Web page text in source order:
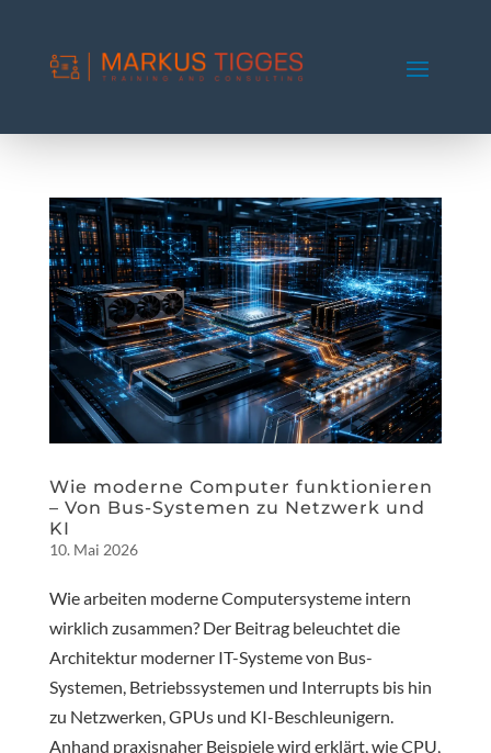
Wie moderne Computer funktionieren
– Von Bus-Systemen zu Netzwerk und
KI
10. Mai 2026
Wie arbeiten moderne Computersysteme intern
wirklich zusammen? Der Beitrag beleuchtet die
Architektur moderner IT-Systeme von Bus-
Systemen, Betriebssystemen und Interrupts bis hin
zu Netzwerken, GPUs und KI-Beschleunigern.
Anhand praxisnaher Beispiele wird erklärt, wie CPU,